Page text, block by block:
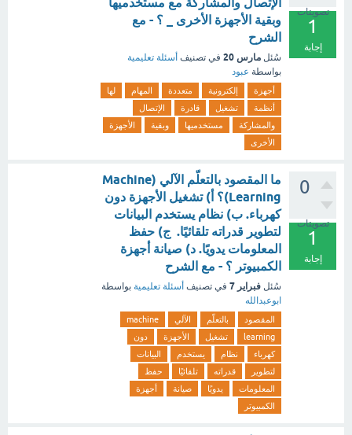
تصويتات
1
إجابة
وبقية الأجهزة الأخرى _ ؟ - مع
الشرح
سُئل مارس 20 في تصنيف أسئلة تعليمية
بواسطة عبود
أجهزة إلكترونية متعددة المهام
لها
أنظمة
تشغيل قادرة
الإتصال
والمشاركة
مستخدميها وبقية
الأجهزة
الأخرى
0
تصويتات
1
إجابة
ما المقصود بالتعلّم الآلي (Machine
Learning)؟ أ) تشغيل الأجهزة دون
كهرباء. ب) نظام يستخدم البيانات
لتطوير قدراته تلقائيًا. ج) حفظ
المعلومات يدويًا. د) صيانة أجهزة
الكمبيوتر ؟ - مع الشرح
سُئل فبراير 7 في تصنيف أسئلة تعليمية بواسطة
ابوعبدالله
المقصود بالتعلّم الآلي
machine
learning
تشغيل الأجهزة
دون
كهرباء
نظام يستخدم
البيانات
لتطوير
قدراته تلقائيًا
حفظ
المعلومات
يدويًا صيانة
أجهزة
الكمبيوتر